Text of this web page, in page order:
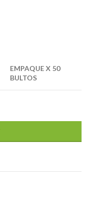
EMPAQUEX 50
BULTOS